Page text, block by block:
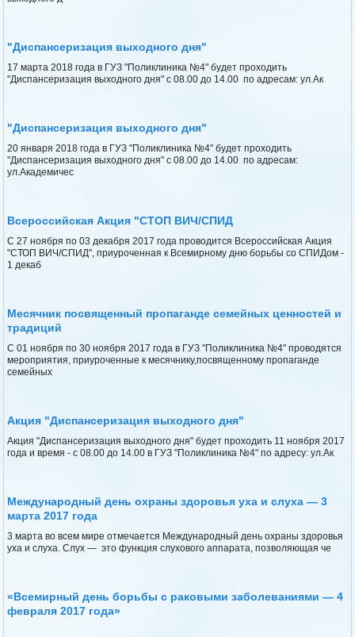
"Диспансеризация выходного дня"
17 марта 2018 года в ГУЗ "Поликлиника №4" будет проходить
"Диспансеризация выходного дня" с 08.00 до 14.00 по адресам: ул.Ак
"Диспансеризация выходного дня"
20 января 2018 года в ГУЗ "Поликлиника №4" будет проходить
"Диспансеризация выходного дня" с 08.00 до 14.00 по адресам:
ул.Академичес
Всероссийская Акция "СТОП ВИЧ/СПИД
С 27 ноября по 03 декабря 2017 года проводится Всероссийская Акция
"СТОП ВИЧ/СПИД", приуроченная к Всемирному дню борьбы со СПИДом -
1 декаб
Месячник посвященный пропаганде семейных ценностей и
традиций
С 01 ноября по 30 ноября 2017 года в ГУЗ "Поликлиника №4" проводятся
мероприятия, приуроченные к месячнику,посвященному пропаганде
семейных
Акция "Диспансеризация выходного дня"
Акция "Диспансеризация выходного дня" будет проходить 11 ноября 2017
года и время - с 08.00 до 14.00 в ГУЗ "Поликлиника №4" по адресу: ул.Ак
Международный день охраны здоровья уха и слуха — 3
марта 2017 года
3 марта во всем мире отмечается Международный день охраны здоровья
уха и слуха. Слух — это функция слухового аппарата, позволяющая че
«Всемирный день борьбы с раковыми заболеваниями — 4
февраля 2017 года»